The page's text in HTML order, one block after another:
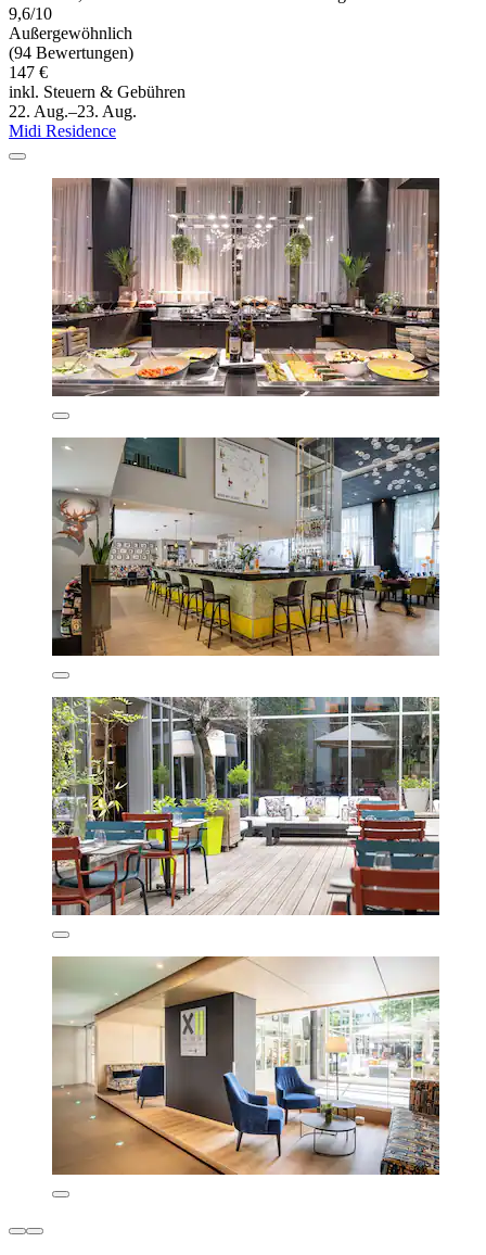
9,6/10
Außergewöhnlich
(94 Bewertungen)
147 €
inkl. Steuern & Gebühren
22. Aug.–23. Aug.
Midi Residence